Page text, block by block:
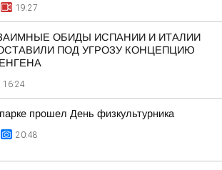
19:27
ОБИДЫ ИСПАНИИ И ИТАЛИИ
ПОД УГРОЗУ КОНЦЕПЦИЮ
16:24
прошел День физкультурника
20:48